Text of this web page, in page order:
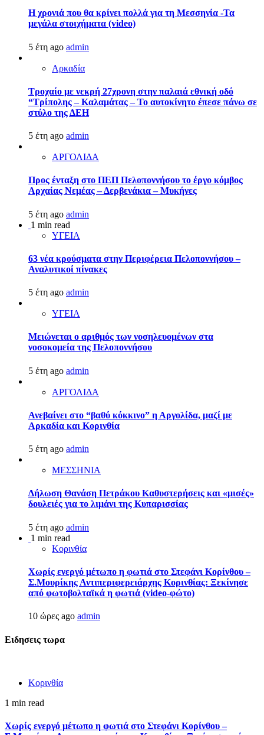
Η χρονιά που θα κρίνει πολλά για τη Μεσσηνία -Τα
μεγάλα στοιχήματα (video)
5 έτη ago admin
Αρκαδία
Τροχαίο με νεκρή 27χρονη στην παλαιά εθνική οδό
“Τρίπολης – Καλαμάτας – Το αυτοκίνητο έπεσε πάνω σε
στύλο της ΔΕΗ
5 έτη ago admin
ΑΡΓΟΛΙΔΑ
Προς ένταξη στο ΠΕΠ Πελοποννήσου το έργο κόμβος
Αρχαίας Νεμέας – Δερβενάκια – Μυκήνες
5 έτη ago admin
1 min read
ΥΓΕΙΑ
63 νέα κρούσματα στην Περιφέρεια Πελοποννήσου –
Αναλυτικοί πίνακες
5 έτη ago admin
ΥΓΕΙΑ
Μειώνεται ο αριθμός των νοσηλευομένων στα
νοσοκομεία της Πελοποννήσου
5 έτη ago admin
ΑΡΓΟΛΙΔΑ
Ανεβαίνει στο “βαθύ κόκκινο” η Αργολίδα, μαζί με
Αρκαδία και Κορινθία
5 έτη ago admin
ΜΕΣΣΗΝΙΑ
Δήλωση Θανάση Πετράκου Καθυστερήσεις και «μισές»
δουλειές για το λιμάνι της Κυπαρισσίας
5 έτη ago admin
1 min read
Κορινθία
Χωρίς ενεργό μέτωπο η φωτιά στο Στεφάνι Κορίνθου –
Σ.Μουρίκης Αντιπεριφερειάρχης Κορινθίας: Ξεκίνησε
από φωτοβολταϊκά η φωτιά (video-φώτο)
10 ώρες ago admin
Ειδησεις τωρα
Κορινθία
1 min read
Χωρίς ενεργό μέτωπο η φωτιά στο Στεφάνι Κορίνθου –